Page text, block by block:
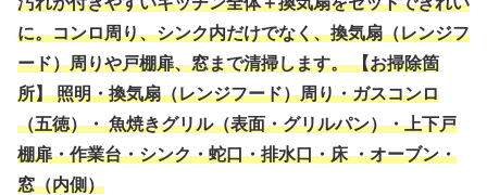
に。コンロ周り、シンク内だけでなく、換気扇（レンジフ
ード）周りや戸棚扉、窓まで清掃します。 【お掃除箇
所】 照明・換気扇（レンジフード）周り・ガスコンロ
（五徳）・ 魚焼きグリル（表面・グリルパン）・上下戸
棚扉・作業台・シンク・蛇口・排水口・床 ・オーブン・
窓（内側）